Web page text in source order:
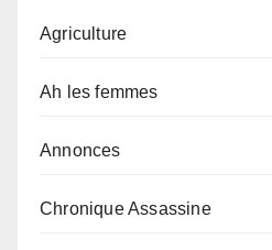
Agriculture
Ah les femmes
Annonces
Chronique Assassine